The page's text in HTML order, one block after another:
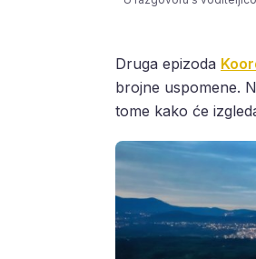
Druga epizoda
brojne uspomene.
tome kako će